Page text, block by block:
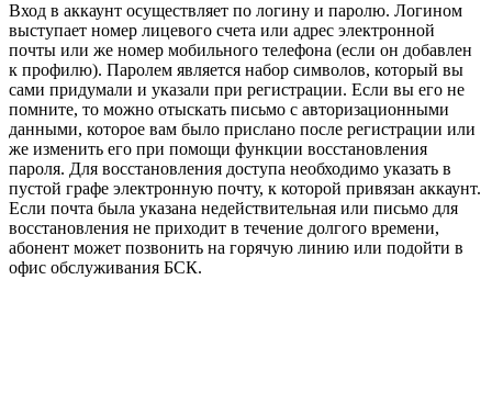
Вход в аккаунт осуществляет по логину и паролю. Логином
выступает номер лицевого счета или адрес электронной
почты или же номер мобильного телефона (если он добавлен
к профилю). Паролем является набор символов, который вы
сами придумали и указали при регистрации. Если вы его не
помните, то можно отыскать письмо с авторизационными
данными, которое вам было прислано после регистрации или
же изменить его при помощи функции восстановления
пароля. Для восстановления доступа необходимо указать в
пустой графе электронную почту, к которой привязан аккаунт.
Если почта была указана недействительная или письмо для
восстановления не приходит в течение долгого времени,
абонент может позвонить на горячую линию или подойти в
офис обслуживания БСК.